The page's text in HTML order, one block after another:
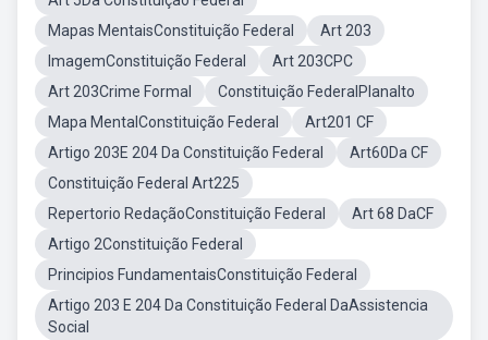
Mapas MentaisConstituição Federal
Art 203
ImagemConstituição Federal
Art 203CPC
Art 203Crime Formal
Constituição FederalPlanalto
Mapa MentalConstituição Federal
Art201 CF
Artigo 203E 204 Da Constituição Federal
Art60Da CF
Constituição Federal Art225
Repertorio RedaçãoConstituição Federal
Art 68 DaCF
Artigo 2Constituição Federal
Principios FundamentaisConstituição Federal
Artigo 203 E 204 Da Constituição Federal DaAssistencia
Social